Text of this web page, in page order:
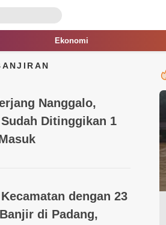
Ekonomi
Nanggalo,
Ditinggikan 1
dengan 23
di Padang,